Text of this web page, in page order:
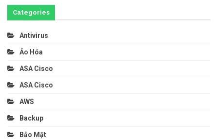
Categories
Antivirus
Ảo Hóa
ASA Cisco
ASA Cisco
AWS
Backup
Bảo Mật